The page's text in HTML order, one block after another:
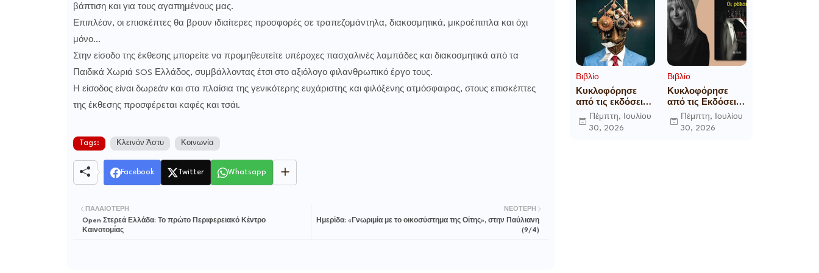
βάπτιση και για τους αγαπημένους μας.
Επιπλέον, οι επισκέπτες θα βρουν ιδιαίτερες προσφορές σε τραπεζομάντηλα, διακοσμητικά, μικροέπιπλα και όχι
μόνο...
Στην είσοδο της έκθεσης μπορείτε να προμηθευτείτε υπέροχες πασχαλινές λαμπάδες και διακοσμητικά από τα
Παιδικά Χωριά SOS Ελλάδος, συμβάλλοντας έτσι στο αξιόλογο φιλανθρωπικό έργο τους.
Η είσοδος είναι δωρεάν και στα πλαίσια της γενικότερης ευχάριστης και φιλόξενης ατμόσφαιρας, στους επισκέπτες
της έκθεσης προσφέρεται καφές και τσάι.
Tags: Κλεινόν Άστυ Κοινωνία
Facebook Twitter Whatsapp
ΝΕΌΤΕΡΗ
Ημερίδα: «Γνωριμία με το οικοσύστημα της Οίτης», στην Παύλιανη
(9/4)
ΠΑΛΑΙΌΤΕΡΗ
Open Στερεά Ελλάδα: Το πρώτο Περιφερειακό Κέντρο
Καινοτομίας
Βιβλίο
Κυκλοφόρησε
από τις εκδόσεις
Gema το
μυθιστόρημα του
Πέμπτη, Ιουλίου
30, 2026
Βιβλίο
Κυκλοφόρησε
από τις Εκδόσεις
Επίμετρο το
αστυνομικό
Πέμπτη, Ιουλίου
30, 2026